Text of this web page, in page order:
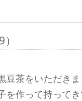
豆茶をいただき
を作って持って